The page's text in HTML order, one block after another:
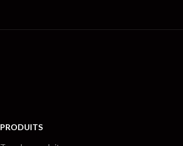
PRODUITS